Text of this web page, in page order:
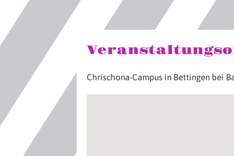
Chrischona-Campus in Bettingen bei